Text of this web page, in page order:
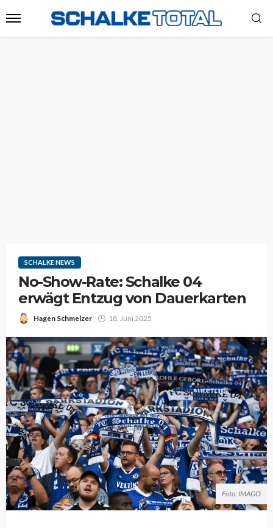
SCHALKE NEWS
No-Show-Rate: Schalke 04
erwägt Entzug von Dauerkarten
Hagen Schmelzer 18. Juni 2025
Foto: IMAGO